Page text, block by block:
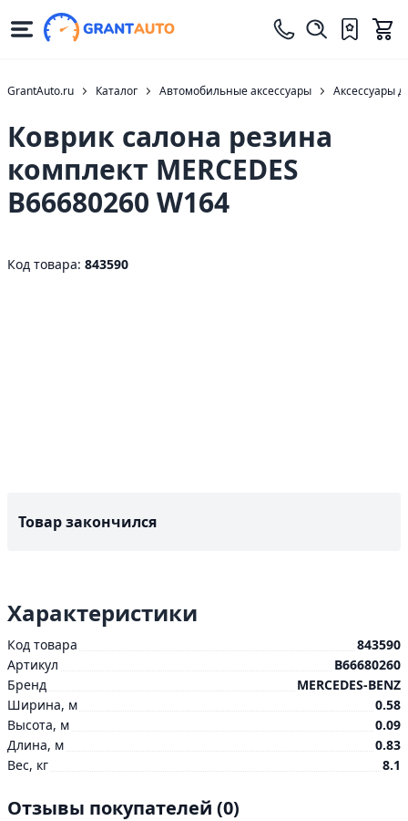
GrantAuto.ru Каталог Автомобильные аксессуары Аксессуары
Коврик салона резина
комплект MERCEDES
B66680260 W164
Код товара: 843590
Товар закончился
Характеристики
Код товара
843590
Артикул
B66680260
Бренд
MERCEDES-BENZ
Ширина, м
0.58
Высота, м
0.09
Длина, м
0.83
Вес, кг
8.1
Отзывы покупателей (0)